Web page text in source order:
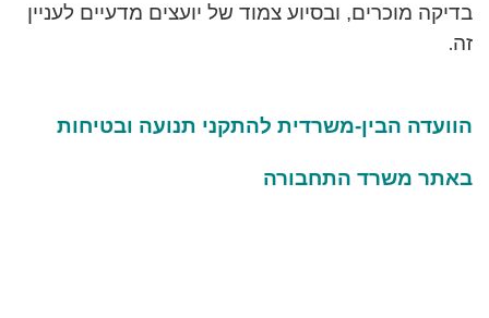
בדיקה מוכרים, ובסיוע צמוד של יועצים מדעיים לעניין
זה.
הוועדה הבין-משרדית להתקני תנועה ובטיחות
באתר משרד התחבורה